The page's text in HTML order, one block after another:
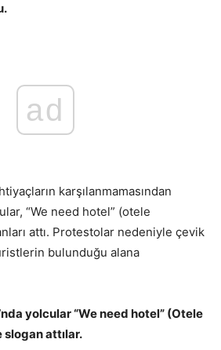
ad
karşılanmamasından
“We need hotel” (otele
attı. Protestolar nedeniyle çevik
bulunduğu alana
yolcular “We need hotel” (Otele
slogan attılar.